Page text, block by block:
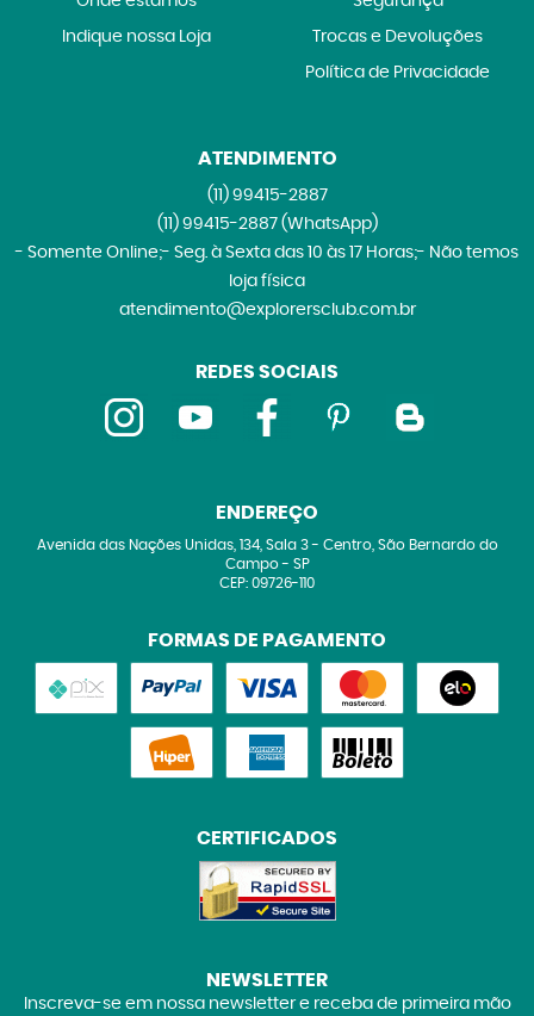
Indique nossa Loja Trocas e Devoluções
Política de Privacidade
ATENDIMENTO
(11)99415-2887
(11)99415-2887 (WhatsApp)
- Somente Online;- Seg. à Sexta das 10 às 17 Horas;- Não temos
loja física
atendimento@explorersclub.com.br
REDES SOCIAIS
ENDEREÇO
Avenida das Nações Unidas, 134, Sala 3- Centro, São Bernardo do
Campo- SP
CEP: 09726-110
FORMAS DE PAGAMENTO
CERTIFICADOS
NEWSLETTER
Inscreva-se em nossa newsletter e receba de primeira mão